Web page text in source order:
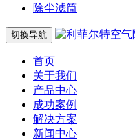
除尘滤筒
切换导航
首页
关于我们
产品中心
成功案例
解决方案
新闻中心